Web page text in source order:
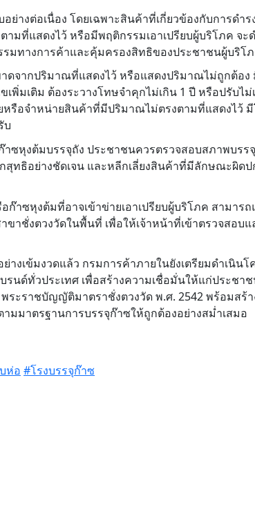
ย่างต่อเนื่อง โดยเฉพาะสินค้าที่เกี่ยวข้องกับการดำ
มที่แสดงไว้ หรือมีพฤติกรรมเอาเปรียบผู้บริโภค จะ
มทางการค้าและคุ้มครองสิทธิของประชาชนผู้บริโ
จากปริมาณที่แสดงไว้ หรือแสดงปริมาณไม่ถูกต้อง
มเติม ต้องระวางโทษจำคุกไม่เกิน 1 ปี หรือปรับไม่
รือจำหน่ายสินค้าที่มีปริมาณไม่ตรงตามที่แสดงไว้
บ
ซหุงต้มบรรจุถัง ประชาชนควรตรวจสอบสภาพบร
ธิอย่างชัดเจน และหลีกเลี่ยงสินค้าที่มีลักษณะผิดป
ซหุงต้มที่อาจเข้าข่ายเอาเปรียบผู้บริโภค สามารถ
าชั่งตวงวัดในพื้นที่ เพื่อให้เจ้าหน้าที่เข้าตรวจสอบแ
เข้มงวดแล้ว กรมการค้าภายในยังเตรียมดำเนินโค
รนด์ทั่วประเทศ เพื่อสร้างความเชื่อมั่นให้แก่ประชา
ะราชบัญญัติมาตราชั่งตวงวัด พ.ศ. 2542 พร้อมสร้า
มาตรฐานการบรรจุก๊าซให้ถูกต้องอย่างสม่ำเสมอ
ห่อ #โรงบรรจุก๊าซ